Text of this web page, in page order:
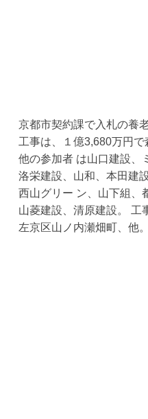
京都市契約課で入札の養
工事は、１億3,680万円で
他の参加者 は山口建設、
洛栄建設、山和、本田建
西山グリー ン、山下組、
山菱建設、清原建設。 工
左京区山ノ内瀬畑町、他。